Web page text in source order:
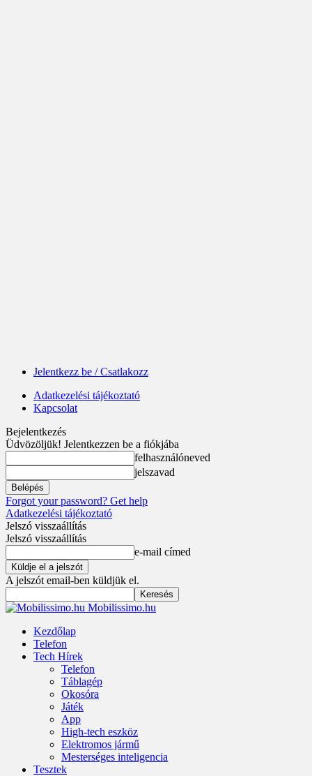
Jelentkezz be / Csatlakozz
Adatkezelési tájékoztató
Kapcsolat
Bejelentkezés
Üdvözöljük! Jelentkezzen be a fiókjába
felhasználóneved
jelszavad
Forgot your password? Get help
Adatkezelési tájékoztató
Jelszó visszaállítás
Jelszó visszaállítás
e-mail címed
A jelszót email-ben küldjük el.
Mobilissimo.hu
Kezdőlap
Telefon
Tech Hírek
Telefon
Táblagép
Okosóra
Játék
App
High-tech eszköz
Elektromos jármű
Mesterséges inteligencia
Tesztek